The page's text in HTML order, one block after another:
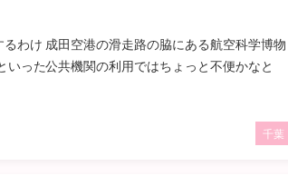
わけ 成田空港の滑走路の脇にある航空科学博物
った公共機関の利用ではちょっと不便かなと
千葉